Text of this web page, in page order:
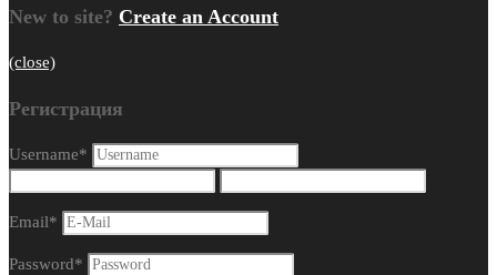
New to site? Create an Account
(close)
Регистрация
Username*
Email*
Password*